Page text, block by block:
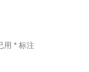
用 * 标注